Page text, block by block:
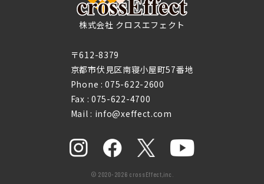
株式会社 クロスエフェクト
〒612-8379
京都市伏見区南寝小屋町57番地
Phone :075-622-2600
Fax : 075-622-4700
Mail : info@xeffect.com
© 2020-2026 crossEffect,inc.